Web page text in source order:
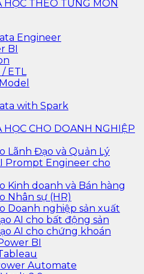
THEO TỪNG MÔN
Engineer
BI
ETL
with Spark
CHO DOANH NGHIỆP
Lãnh Đạo và Quản Lý
Prompt Engineer cho
Kinh doanh và Bán hàng
Nhân sự (HR)
Doanh nghiệp sản xuất
AI cho bất động sản
AI cho chứng khoán
BI
Automate